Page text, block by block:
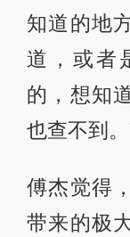
知道的地
道，或者
的，想知
也查不到。
傅杰觉得
带来的极